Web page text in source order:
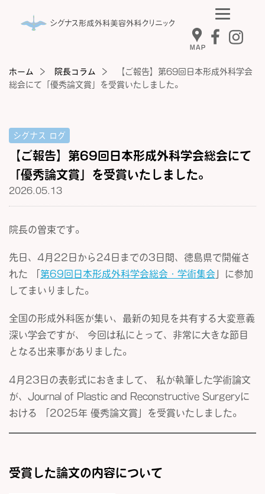
MAP
ホーム 院長コラム
【ご報告】第69回日本形成外科学会
総会にて「優秀論文賞」を受賞いたしました。
シグナス ログ
【ご報告】第69回日本形成外科学会総会にて
「優秀論文賞」を受賞いたしました。
2026.05.13
院長の曽束です。
先日、4月22日から24日までの3日間、徳島県で開催さ
れた 「 第69回日本形成外科学会総会・学術集会 」に参加
してまいりました。
全国の形成外科医が集い、最新の知見を共有する大変意義
深い学会ですが、 今回は私にとって、非常に大きな節目
となる出来事がありました。
4月23日の表彰式におきまして、 私が執筆した学術論文
が、Journal of Plastic and Reconstructive Surgeryに
おける 「2025年 優秀論文賞」を受賞いたしました。
受賞した論文の内容について